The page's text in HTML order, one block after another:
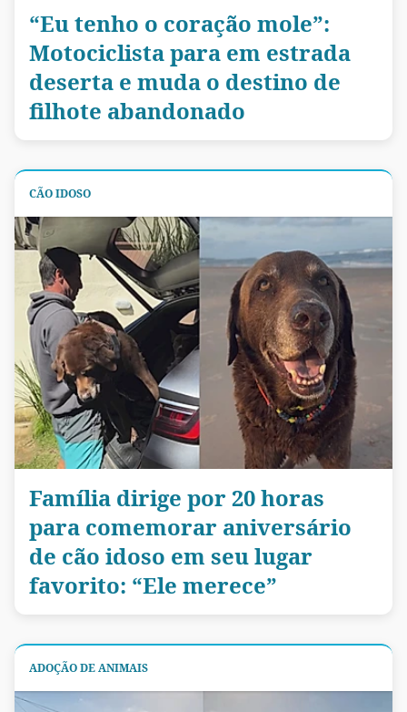
“Eu tenho o coração mole”:
Motociclista para em estrada
deserta e muda o destino de
filhote abandonado
CÃO IDOSO
Família dirige por 20 horas
para comemorar aniversário
de cão idoso em seu lugar
favorito: “Ele merece”
ADOÇÃO DE ANIMAIS